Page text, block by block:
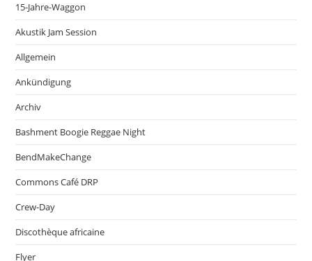
15-Jahre-Waggon
Akustik Jam Session
Allgemein
Ankündigung
Archiv
Bashment Boogie Reggae Night
BendMakeChange
Commons Café DRP
Crew-Day
Discothèque africaine
Flyer